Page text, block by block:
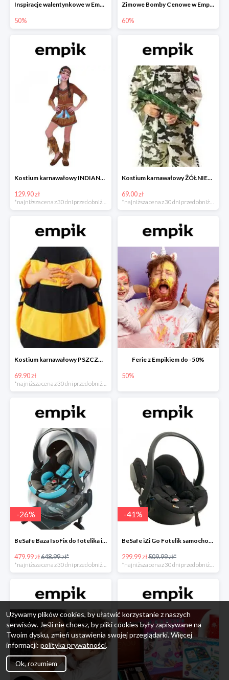
Inspiracje walentynkowe w Empiku do -50%
50%
Zimowe Bomby Cenowe w Empiku do -60%
60%
Kostium karnawałowy INDIANKA
129.90 zł
*najniższa cena z 30 dni przed obniżką
Kostium karnawałowy ŻÓŁNIERZ
69.00 zł
*najniższa cena z 30 dni przed obniżką
Kostium karnawałowy PSZCZÓŁKA
69.90 zł
Ferie z Empikiem do -50%
50%
-26%
BeSafe Baza IsoFix do fotelika iZi Go -26%
479.99 zł648.99 zł*
*najniższa cena z 30 dni przed obniżką
-41%
BeSafe iZi Go Fotelik samochodowy, 0-13 kg, Czarny Cab -41%
299.99 zł509.99 zł*
*najniższa cena z 30 dni przed obniżką
Używamy plików cookies, by ułatwić korzystanie z naszych
serwisów. Jeśli nie chcesz, by pliki cookies były zapisywane na
Twoim dysku, zmień ustawienia swojej przeglądarki. Więcej
informacji: polityka prywatności.
Ok, rozumiem